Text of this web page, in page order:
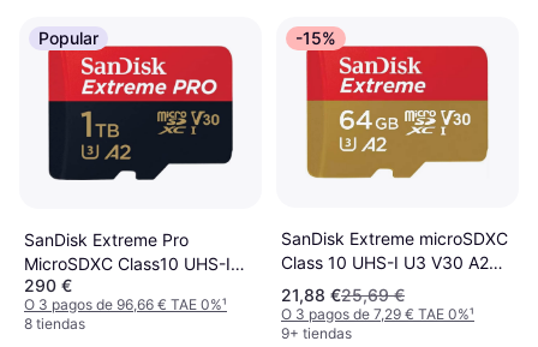
Popular
SanDisk Extreme Pro
MicroSDXC Class10 UHS-I
U3 V30 A2 200/140MB/s 1TB
+SD adapter
290 €
O 3 pagos de 96,66 € TAE 0%¹
8 tiendas
-15%
SanDisk Extreme microSDXC
Class 10 UHS-I U3 V30 A2
170/80MB/s 64GB
21,88 €25,69 €
O 3 pagos de 7,29 € TAE 0%¹
9+ tiendas